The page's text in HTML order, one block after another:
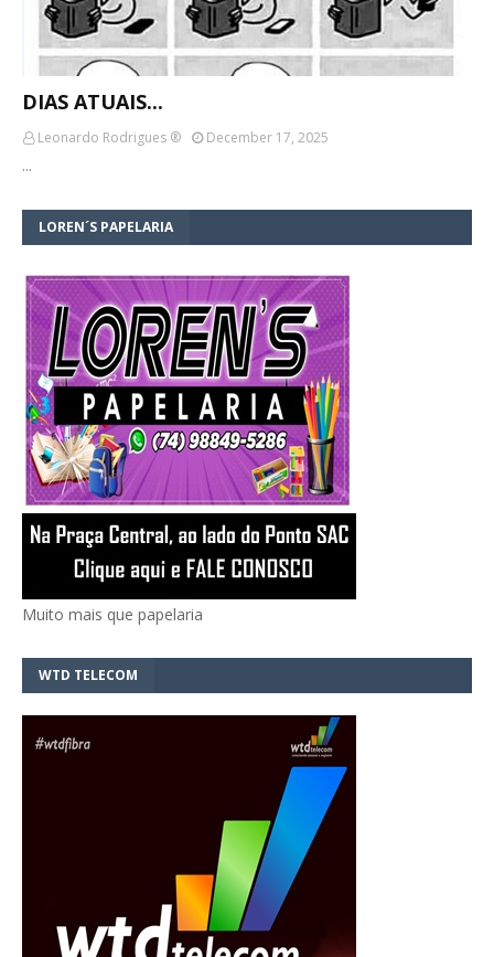
DIAS ATUAIS...
Leonardo Rodrigues ®
December 17, 2025
…
LOREN´S PAPELARIA
Muito mais que papelaria
WTD TELECOM